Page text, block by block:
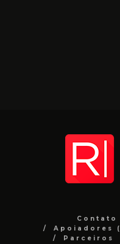
Contato
Apoiadores
Parceiros